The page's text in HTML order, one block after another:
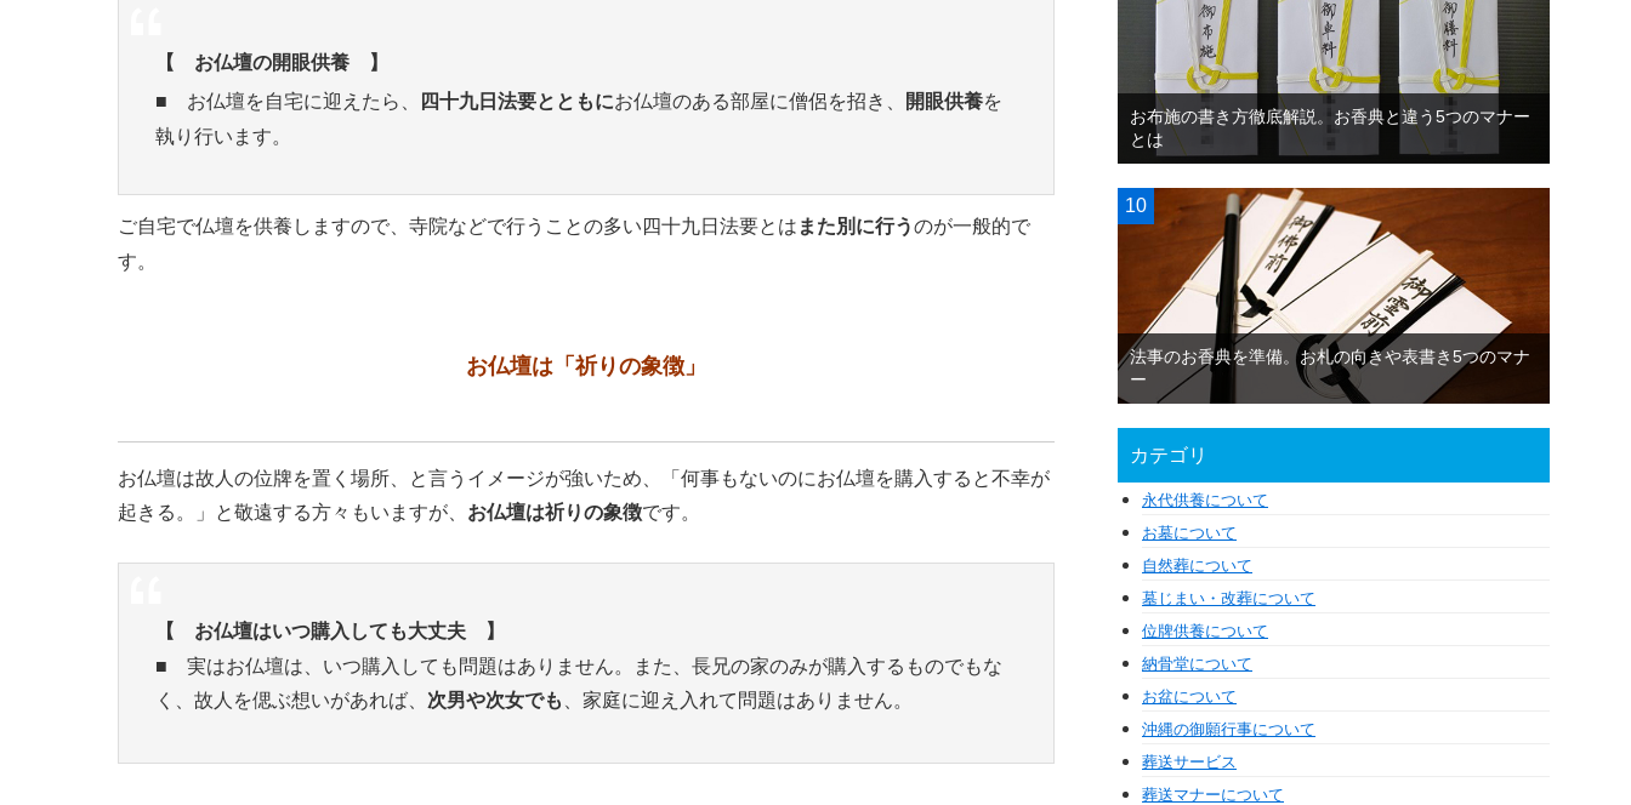
【 お仏壇の開眼供養 】
■ お仏壇を自宅に迎えたら、
四十九日法要とともにお仏壇のある部屋に僧侶を招き、 開眼供養を
執り行います。
ご自宅で仏壇を供養しますので、寺院などで行うことの多い四十九日法要とは また別に行うのが一般的で
す。
お仏壇は「祈りの象徴」
お仏壇は故人の位牌を置く場所、と言うイメージが強いため、「何事もないのにお仏壇を購入すると不幸が
起きる。」と敬遠する方々もいますが、 お仏壇は祈りの象徴です。
【 お仏壇はいつ購入しても大丈夫 】
■ 実はお仏壇は、いつ購入しても問題はありません。また、長兄の家のみが購入するものでもな
く、故人を偲ぶ想いがあれば、 次男や次女でも 、家庭に迎え入れて問題はありません。
お布施の書き方徹底解説。お香典と違う5つのマナー
とは
法事のお香典を準備。お札の向きや表書き5つのマナ
ー
カテゴリ
永代供養について
お墓について
自然葬について
墓じまい・改葬について
位牌供養について
納骨堂について
お盆について
沖縄の御願行事について
葬送サービス
葬送マナーについて